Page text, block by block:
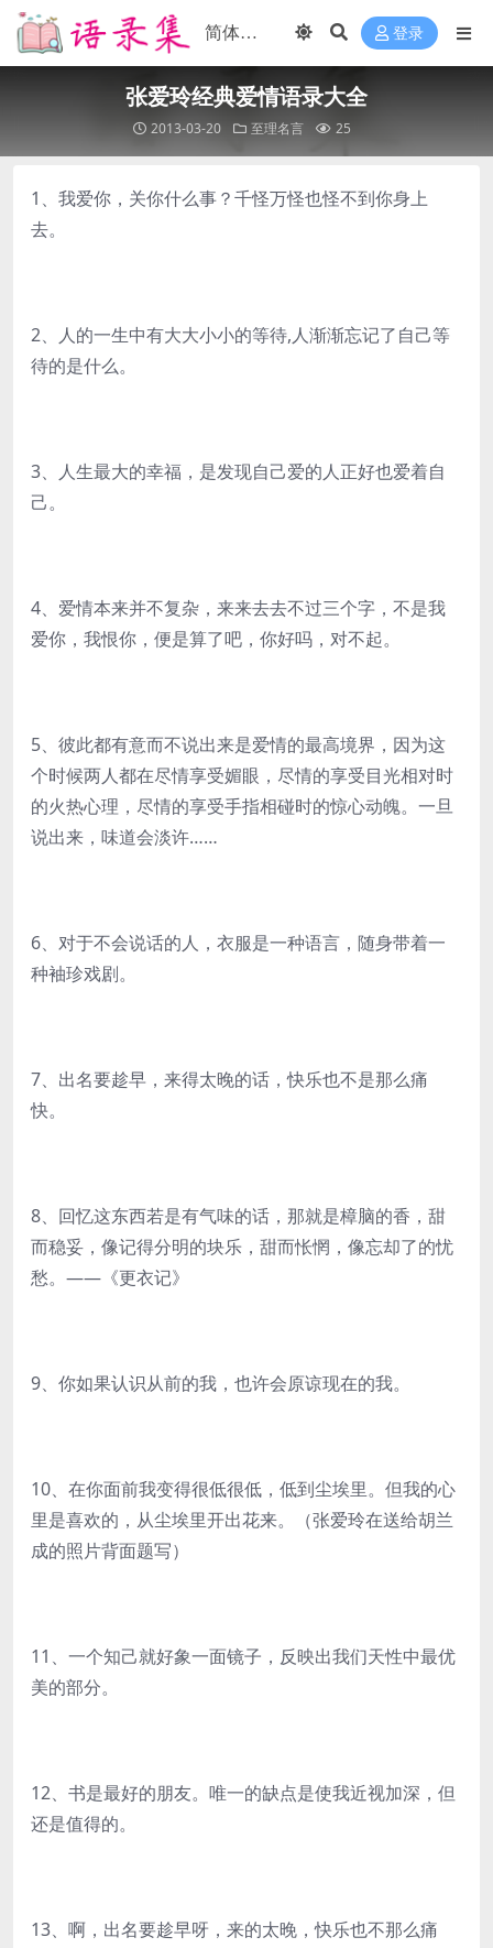
登录
张爱玲经典爱情语录大全
2013-03-20 至理名言 25
1、我爱你，关你什么事？千怪万怪也怪不到你身上
去。
2、人的一生中有大大小小的等待,人渐渐忘记了自己等
待的是什么。
3、人生最大的幸福，是发现自己爱的人正好也爱着自
己。
4、爱情本来并不复杂，来来去去不过三个字，不是我
爱你，我恨你，便是算了吧，你好吗，对不起。
5、彼此都有意而不说出来是爱情的最高境界，因为这
个时候两人都在尽情享受媚眼，尽情的享受目光相对时
的火热心理，尽情的享受手指相碰时的惊心动魄。一旦
说出来，味道会淡许……
6、对于不会说话的人，衣服是一种语言，随身带着一
种袖珍戏剧。
7、出名要趁早，来得太晚的话，快乐也不是那么痛
快。
8、回忆这东西若是有气味的话，那就是樟脑的香，甜
而稳妥，像记得分明的块乐，甜而怅惘，像忘却了的忧
愁。——《更衣记》
9、你如果认识从前的我，也许会原谅现在的我。
10、在你面前我变得很低很低，低到尘埃里。但我的心
里是喜欢的，从尘埃里开出花来。（张爱玲在送给胡兰
成的照片背面题写）
11、一个知己就好象一面镜子，反映出我们天性中最优
美的部分。
12、书是最好的朋友。唯一的缺点是使我近视加深，但
还是值得的。
13、啊，出名要趁早呀，来的太晚，快乐也不那么痛